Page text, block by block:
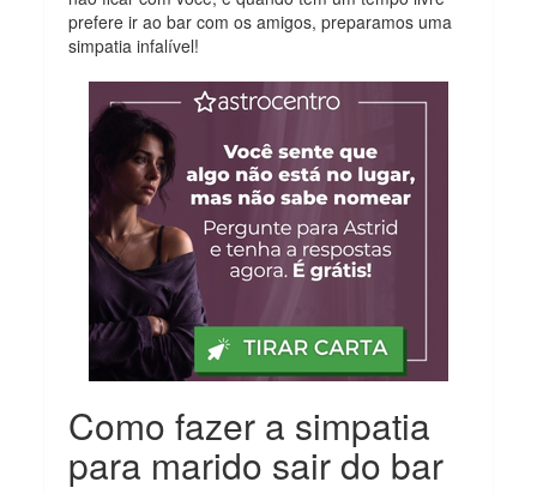
prefere ir ao bar com os amigos, preparamos uma
simpatia infalível!
Como fazer a simpatia
para marido sair do bar